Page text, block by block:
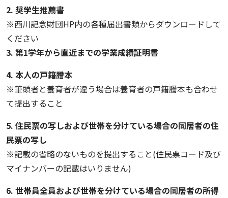
2. 奨学生推薦書
※西川記念財団HP内の各種届出書類からダウンロードして
ください
3. 第1学年から直近までの学業成績証明書
4. 本人の戸籍謄本
※筆頭者と養育者が違う場合は養育者の戸籍謄本も合わせ
て提出すること
5. 住民票の写しおよび世帯を分けている場合の同居者の住
民票の写し
※記載の省略のないものを提出すること(住民票コード及び
マイナンバーの記載はいりません)
6. 世帯員全員および世帯を分けている場合の同居者の所得